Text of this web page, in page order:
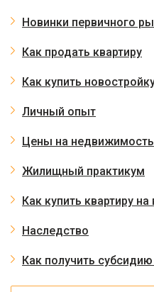
Новинки первичного
Как продать квартиру
Как купить
Личный опыт
Цены на недвижимость
Жилищный практикум
Как купить квартиру на
Наследство
Как получить